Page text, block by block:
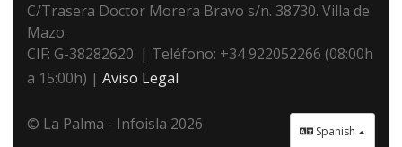
C/Trasera Doctor Morera Bravo s/n. 38730. Villa de
Mazo.
CIF: G-38282620. | Teléfono: +34 922052266 (08:00h
a 15:00h) | Aviso Legal
Spanish
© La Palma - Infoisla 2026